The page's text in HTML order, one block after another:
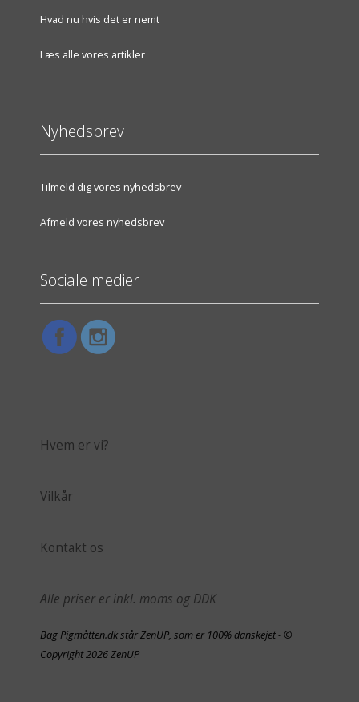
Hvad nu hvis det er nemt
Læs alle vores artikler
Nyhedsbrev
Tilmeld dig vores nyhedsbrev
Afmeld vores nyhedsbrev
Sociale medier
Hvem er vi?
Vilkår
Kontakt os
Alle priser er inkl. moms og DDK
Bag Pigmåtten.dk står ZenUP, som er 100% danskejet - ©
Copyright 2026 ZenUP